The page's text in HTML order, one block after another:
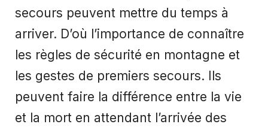
secours peuvent mettre du temps à
arriver. D’où l’importance de connaître
les règles de sécurité en montagne et
les gestes de premiers secours. Ils
peuvent faire la différence entre la vie
et la mort en attendant l’arrivée des